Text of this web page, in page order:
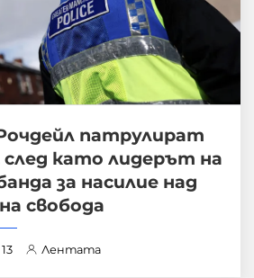
патрулират
като лидерът на
за насилие над
свобода
13 Лентата